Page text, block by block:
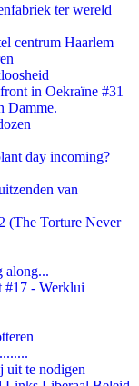
ter wereld
centrum Haarlem
in Oekraïne #31
Damme.
day incoming?
van
(The Torture Never
along...
#17 - Werklui
uit te nodigen